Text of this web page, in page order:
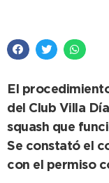
El
del Club Villa
squash que
Se constató el
con el permiso